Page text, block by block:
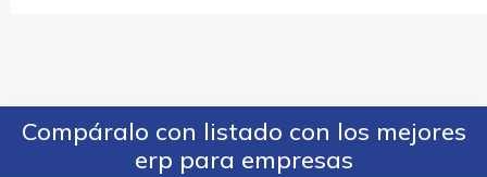
Compáralo con listado con los mejores
erp para empresas